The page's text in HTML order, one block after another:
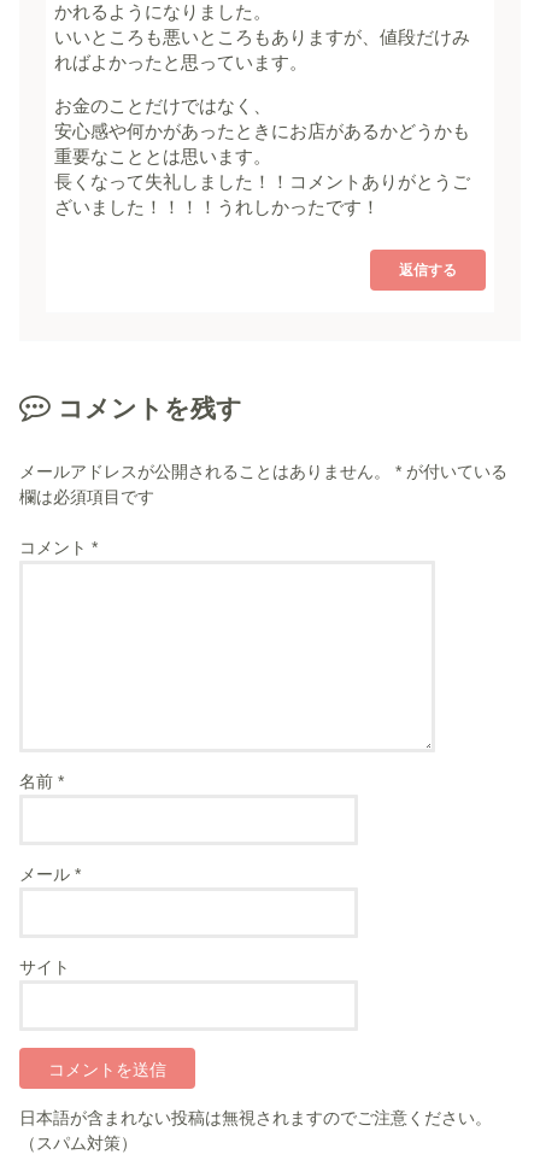
かれるようになりました。
いいところも悪いところもありますが、値段だけみ
ればよかったと思っています。
お金のことだけではなく、
安心感や何かがあったときにお店があるかどうかも
重要なこととは思います。
長くなって失礼しました！！コメントありがとうご
ざいました！！！！うれしかったです！
返信する
コメントを残す
メールアドレスが公開されることはありません。 * が付いている
欄は必須項目です
コメント*
名前*
メール*
サイト
日本語が含まれない投稿は無視されますのでご注意ください。
（スパム対策）